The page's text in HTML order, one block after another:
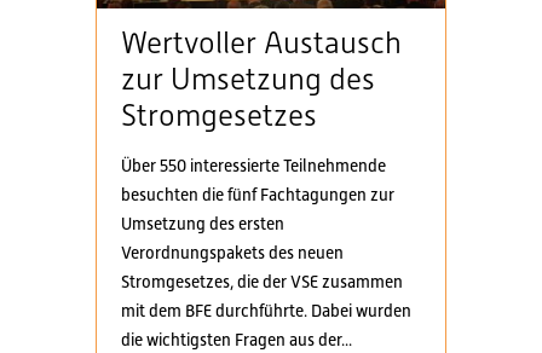
Wertvoller Austausch
zur Umsetzung des
Stromgesetzes
Über 550 interessierte Teilnehmende
besuchten die fünf Fachtagungen zur
Umsetzung des ersten
Verordnungspakets des neuen
Stromgesetzes, die der VSE zusammen
mit dem BFE durchführte. Dabei wurden
die wichtigsten Fragen aus der...